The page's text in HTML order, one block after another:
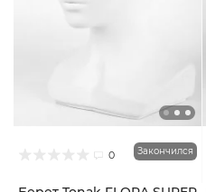
0 Закончился